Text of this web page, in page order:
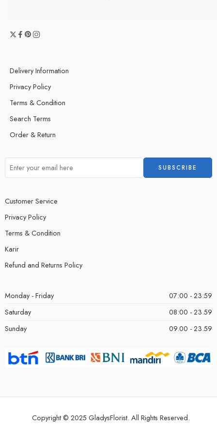
Delivery Information
Privacy Policy
Terms & Condition
Search Terms
Order & Return
Customer Service
Privacy Policy
Terms & Condition
Karir
Refund and Returns Policy
Monday - Friday
07:00 - 23:59
Saturday
08:00 - 23.59
Sunday
09.00 - 23.59
Copyright © 2025 GladysFlorist. All Rights Reserved.